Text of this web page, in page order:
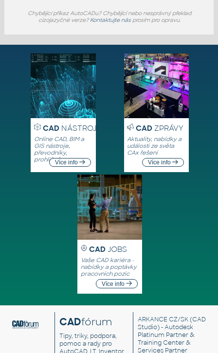
Chybějící příkaz AutoCADu? Chybějící nebo nesprávný překlad
cizojazyčné verze? Kontaktujte násprosím pro opravu.
CADNÁSTROJE
Online CAD, BIM a
GIS nástroje,
převodníky,
prohlížečeVíce info
CADZPRÁVY
Aktuality, nabídky a
události ze světa
CAx řešení
Více info
CAD JOBS
Vaše CAD kariéra -
nabídky a poptávky
pracovních pozic
Více info
CADfórum
Tipy, triky, podpora,
pomoc a rady pro
ARKANCE CZ/SK(CAD
Studio) - Autodesk
Platinum Partner &
Training Center &
Services Partner